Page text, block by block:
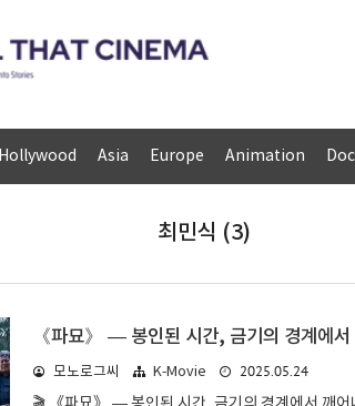
Hollywood Asia Europe Animation
최민식 (3)
《파묘》 — 봉인된 시간, 금기의 경계에서
모노로그씨 K-Movie
2025.05.24